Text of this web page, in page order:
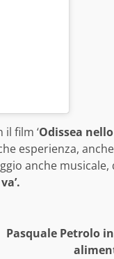
il film ‘Odissea
esperienza,
anche
Pasquale Petrolo